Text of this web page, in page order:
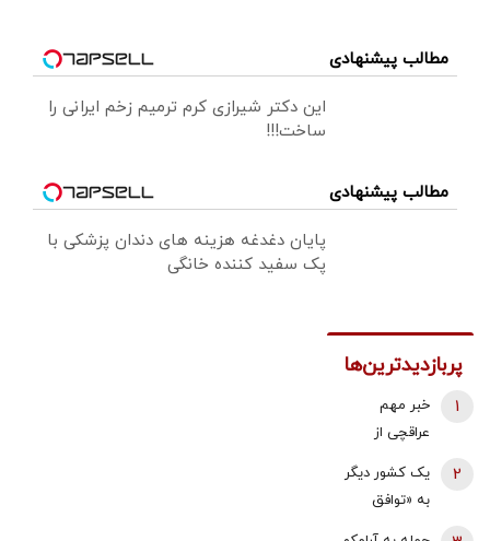
مطالب پیشنهادی
این دکتر شیرازی کرم ترمیم زخم ایرانی را
ساخت!!!
مطالب پیشنهادی
پایان دغدغه هزینه های دندان پزشکی با
پک سفید کننده خانگی
پربازدیدترین‌ها
خبر مهم
عراقچی از
نیروهای نظامی
و دریایی ایران و
1
یک کشور دیگر
به «توافق
2